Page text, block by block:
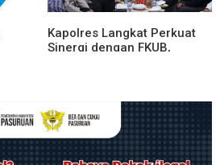
Kapolres Langkat Perkuat
Sinergi dengan FKUB,